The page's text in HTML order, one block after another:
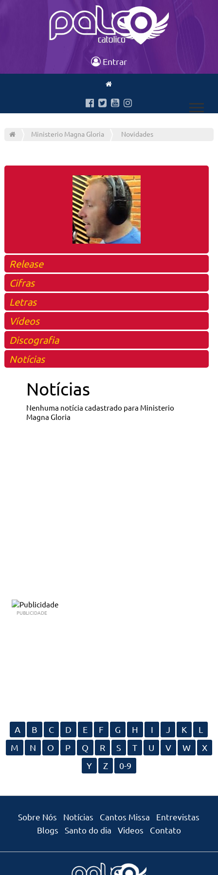
Entrar
Ministerio Magna Gloria Novidades
Release
Cifras
Letras
Vídeos
Discografia
Notícias
Notícias
Nenhuma notícia cadastrado para Ministerio
Magna Gloria
PUBLICIDADE
A B C D E F G H I J K
L
M
N O P Q R S T U V W
X
Y
Z 0-9
Sobre Nós Notícias Cantos Missa
Entrevistas
Blogs
Santo do dia Videos Contato